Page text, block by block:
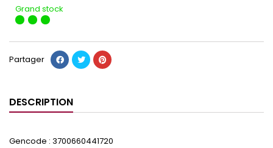
Grand stock
Partager
DESCRIPTION
Gencode : 3700660441720